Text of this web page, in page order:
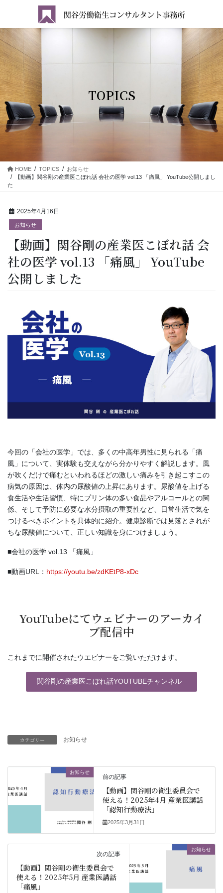
ン
に
移
動
ー
ョ
ン
に
移
動
TOPICS
HOME TOPICS
お知らせ
【動画】関谷剛の産業医こぼれ話 会社の医学 vol.13 「痛風」 YouTube公開しまし
た
2025年4月16日
お知らせ
【動画】関谷剛の産業医こぼれ話 会
社の医学 vol.13 「痛風」 YouTube
公開しました
今回の「会社の医学」では、多くの中高年男性に見られる「痛
風」について、実体験も交えながら分かりやすく解説します。風
が吹くだけで痛むといわれるほどの激しい痛みを引き起こすこの
病気の原因は、体内の尿酸値の上昇にあります。尿酸値を上げる
食生活や生活習慣、特にプリン体の多い食品やアルコールとの関
係、そして予防に必要な水分摂取の重要性など、日常生活で気を
つけるべきポイントを具体的に紹介。健康診断では見落とされが
ちな尿酸値について、正しい知識を身につけましょう。
■会社の医学 vol.13 「痛風」
■動画URL： https://youtu.be/zdKEtP8-xDc
YouTubeにてウェビナーのアーカイ
ブ配信中
これまでに開催されたウエビナーをご覧いただけます。
関谷剛の産業医こぼれ話YOUTUBEチャンネル
カテゴリー お知らせ
お知らせ
前の記事
【動画】関谷剛の衛生委員会で
使える！2025年4月 産業医講話
「認知行動療法」
2025年3月31日
お知らせ
次の記事
【動画】関谷剛の衛生委員会で
使える！2025年5月 産業医講話
「痛風」